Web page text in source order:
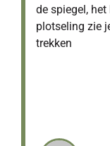
de spiegel,
plotseling zie
trekken